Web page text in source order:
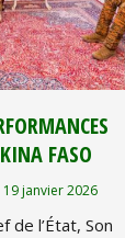
FASO
19 janvier 2026
de l’État, Son